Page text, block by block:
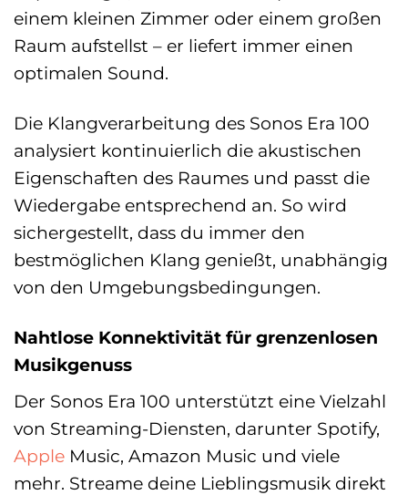
einem kleinen Zimmer oder einem großen
Raum aufstellst – er liefert immer einen
optimalen Sound.
Die Klangverarbeitung des Sonos Era 100
analysiert kontinuierlich die akustischen
Eigenschaften des Raumes und passt die
Wiedergabe entsprechend an. So wird
sichergestellt, dass du immer den
bestmöglichen Klang genießt, unabhängig
von den Umgebungsbedingungen.
Nahtlose Konnektivität für grenzenlosen
Musikgenuss
Der Sonos Era 100 unterstützt eine Vielzahl
von Streaming-Diensten, darunter Spotify,
Apple Music, Amazon Music und viele
mehr. Streame deine Lieblingsmusik direkt